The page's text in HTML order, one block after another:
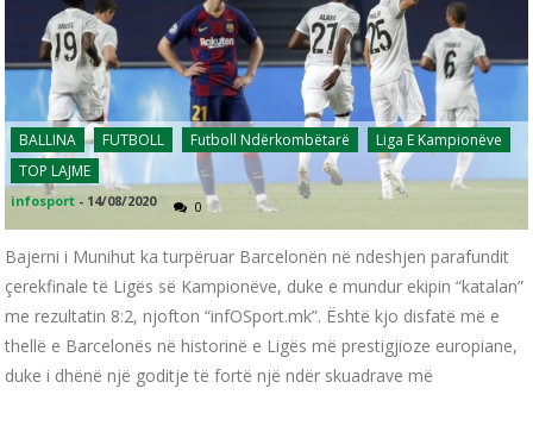
BALLINA FUTBOLL Futboll Ndërkombëtarë
Liga E Kampionëve
TOP LAJME
infosport - 14/08/2020 0
Bajerni i Munihut ka turpëruar Barcelonën në ndeshjen parafundit
çerekfinale të Ligës së Kampionëve, duke e mundur ekipin “katalan”
me rezultatin 8:2, njofton “infOSport.mk”. Është kjo disfatë më e
thellë e Barcelonës në historinë e Ligës më prestigjioze europiane,
duke i dhënë një goditje të fortë një ndër skuadrave më